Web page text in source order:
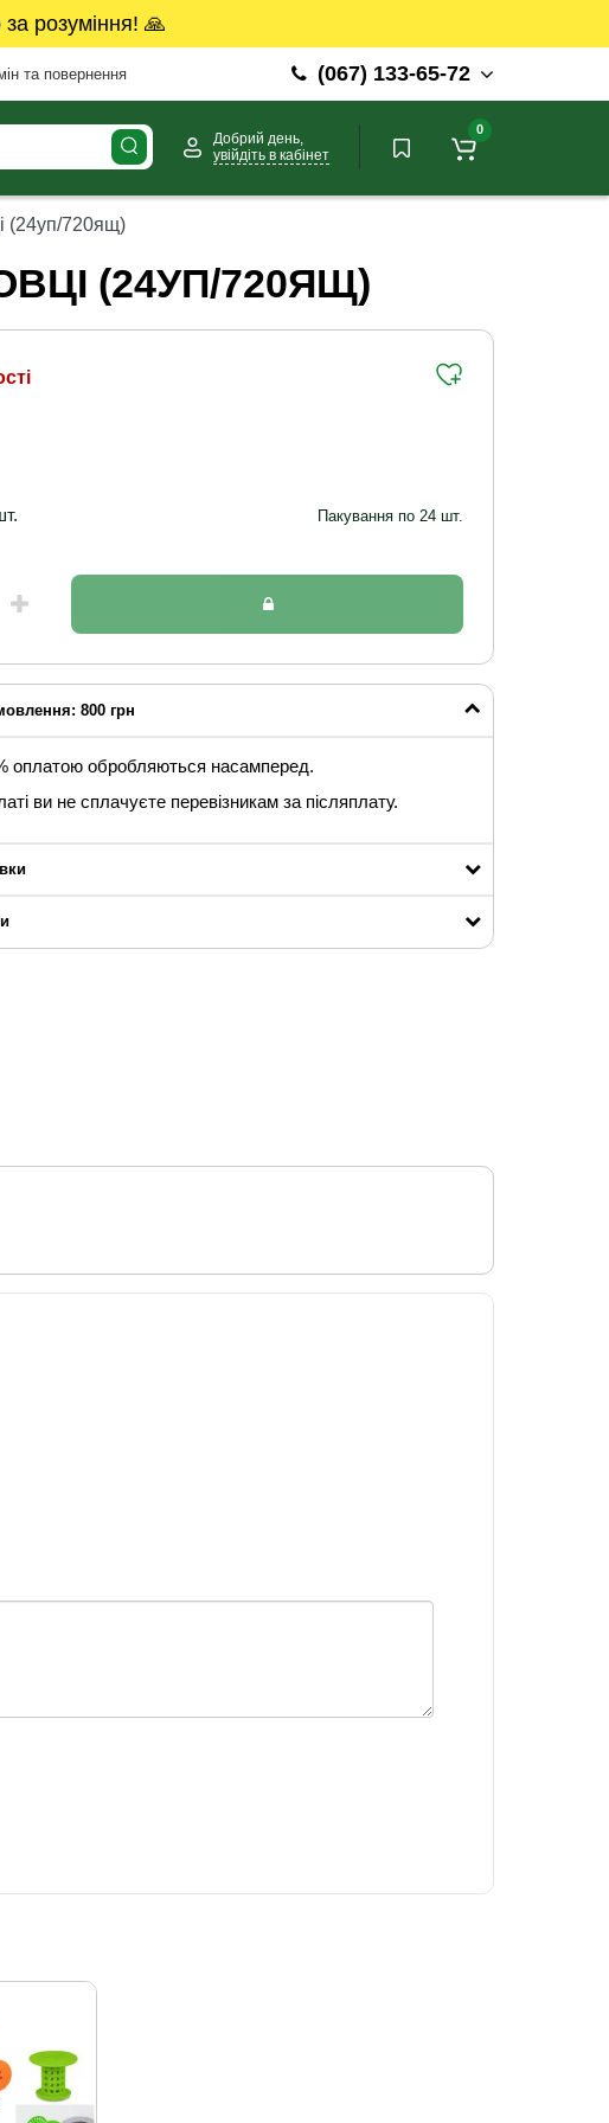
розуміння! 🙏
та повернення (067) 133-65-72
Добрий день,
увійдіть в кабінет
0
(24уп/720ящ)
(24УП/720ЯЩ)
Пакування по 24 шт.
800 грн
оплатою обробляються насамперед.
ви не сплачуєте перевізникам за післяплату.